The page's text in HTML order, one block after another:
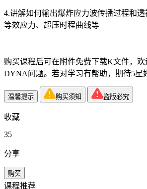
4.讲解如何输出爆炸应力波传播过程和
等效应力、超压时程曲线等
购买课程后可在附件免费下载K文件，
DYNA问题。若对学习有帮助，期待5星
温馨提示 购买须知 盗版必究
收藏
35
分享
购买
课程推荐